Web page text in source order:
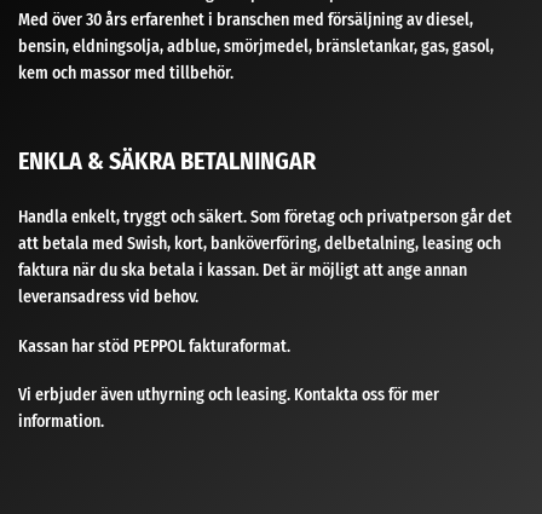
Med över 30 års erfarenhet i branschen med försäljning av diesel,
bensin, eldningsolja, adblue, smörjmedel, bränsletankar, gas, gasol,
kem och massor med tillbehör.
ENKLA & SÄKRA BETALNINGAR
Handla enkelt, tryggt och säkert. Som företag och privatperson går det
att betala med Swish, kort, banköverföring, delbetalning, leasing och
faktura när du ska betala i kassan. Det är möjligt att ange annan
leveransadress vid behov.
Kassan har stöd PEPPOL fakturaformat.
Vi erbjuder även uthyrning och leasing. Kontakta oss för mer
information.